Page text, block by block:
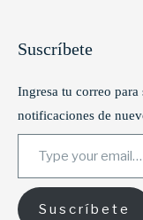
Suscríbete
Ingresa tu correo
notificaciones de
Type your email…
Suscríbete